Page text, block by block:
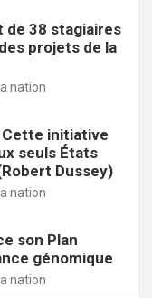
de 38 stagiaires
projets de la
nation
initiative
seuls États
Dussey)
nation
son Plan
génomique
nation